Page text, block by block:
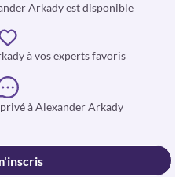
Arkady est disponible
à vos experts favoris
à Alexander Arkady